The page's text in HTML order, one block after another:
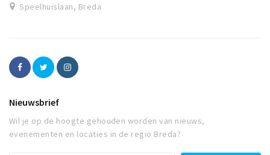
Speelhuislaan, Breda
Nieuwsbrief
Wil je op de hoogte gehouden worden van nieuws,
evenementen en locaties in de regio Breda?